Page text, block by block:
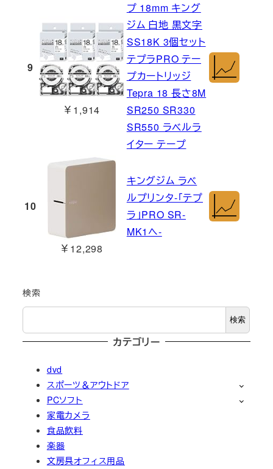
9
￥1,914
プ 18mm キング
ジム 白地 黒文字
SS18K 3個セット
テプラPRO テー
プカートリッジ
Tepra 18 長さ8M
SR250 SR330
SR550 ラベルラ
イター テープ
10
￥12,298
キングジム ラベ
ルプリンタ-「テプ
ラ」PRO SR-
MK1へ-
検索
検索
カテゴリー
dvd
スポーツ＆アウトドア
PCソフト
家電カメラ
食品飲料
楽器
文房具オフィス用品